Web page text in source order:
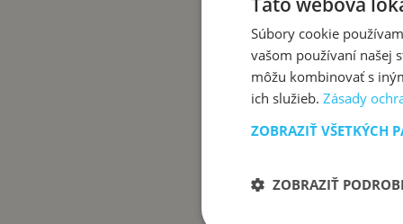
Súbory cookie
vašom používaní našej
môžu kombinovať s
ich služieb. Zásady
ZOBRAZIŤ VŠETKÝCH
ZOBRAZIŤ